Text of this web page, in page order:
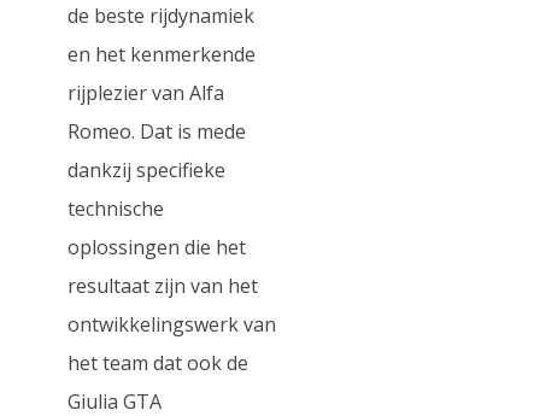
de beste rijdynamiek
en het kenmerkende
rijplezier van Alfa
Romeo. Dat is mede
dankzij specifieke
technische
oplossingen die het
resultaat zijn van het
ontwikkelingswerk van
het team dat ook de
Giulia GTA